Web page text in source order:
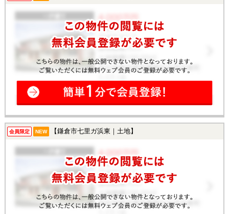
会員限定 NEW 【鎌倉市七里ガ浜東｜土地】